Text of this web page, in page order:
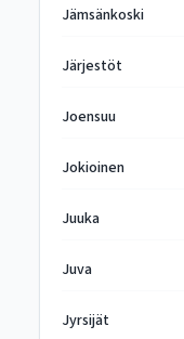
Jämsänkoski
Järjestöt
Joensuu
Jokioinen
Juuka
Juva
Jyrsijät